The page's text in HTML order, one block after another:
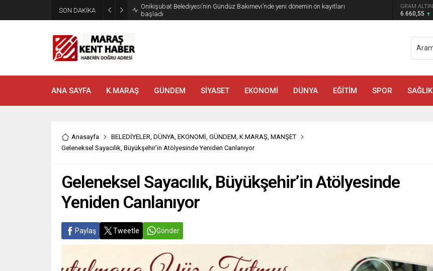
SON DAKİKA Geleneksel Ağustos Fuarı’nda Madrigal Coşkusu GRAM ALTIN
6.660,55
ANA SAYFA K.MARAŞ GÜNDEM SİYASET EKONOMİ DÜNYA EĞİTİM SPOR SAĞLIK
Anasayfa BELEDİYELER, DÜNYA, EKONOMİ, GÜNDEM, K.MARAŞ, MANŞET
Geleneksel Sayacılık, Büyükşehir’in Atölyesinde Yeniden Canlanıyor
Geleneksel Sayacılık, Büyükşehir’in Atölyesinde
Yeniden Canlanıyor
Paylaş Tweetle Gönder